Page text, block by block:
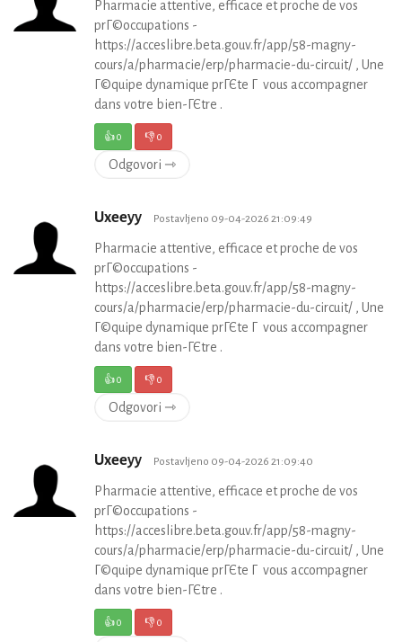
Pharmacie attentive, efficace et proche de vos
prГ©occupations -
https://acceslibre.beta.gouv.fr/app/58-magny-
cours/a/pharmacie/erp/pharmacie-du-circuit/ , Une
Г©quipe dynamique prГЄte Г vous accompagner
dans votre bien-ГЄtre .
👍0 👎0
Odgovori ⇾
Uxeeyy Postavljeno 09-04-2026 21:09:49
Pharmacie attentive, efficace et proche de vos
prГ©occupations -
https://acceslibre.beta.gouv.fr/app/58-magny-
cours/a/pharmacie/erp/pharmacie-du-circuit/ , Une
Г©quipe dynamique prГЄte Г vous accompagner
dans votre bien-ГЄtre .
👍0 👎0
Odgovori ⇾
Uxeeyy Postavljeno 09-04-2026 21:09:40
Pharmacie attentive, efficace et proche de vos
prГ©occupations -
https://acceslibre.beta.gouv.fr/app/58-magny-
cours/a/pharmacie/erp/pharmacie-du-circuit/ , Une
Г©quipe dynamique prГЄte Г vous accompagner
dans votre bien-ГЄtre .
👍0 👎0